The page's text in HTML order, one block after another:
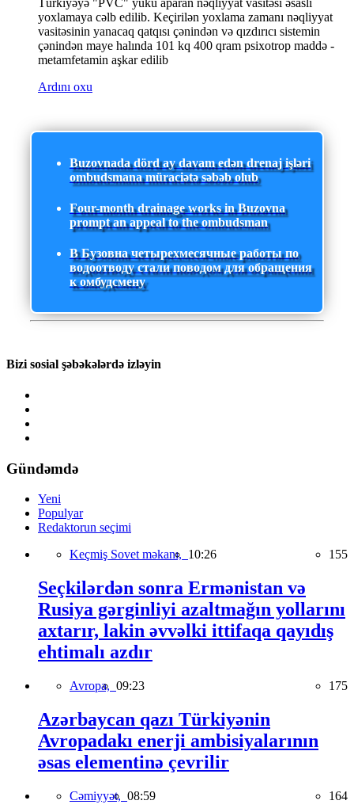
Türkiyəyə "PVC" yükü aparan nəqliyyat vasitəsi əsaslı
yoxlamaya cəlb edilib. Keçirilən yoxlama zamanı nəqliyyat
vasitəsinin yanacaq qatqısı çənindən və qızdırıcı sistemin
çənindən maye halında 101 kq 400 qram psixotrop maddə -
metamfetamin aşkar edilib
Ardını oxu
Buzovnada dörd ay davam edən drenaj işləri
ombudsmana müraciətə səbəb olub
Four-month drainage works in Buzovna
prompt an appeal to the ombudsman
В Бузовна четырехмесячные работы по
водоотводу стали поводом для обращения
к омбудсмену
Bizi sosial şəbəkələrdə izləyin
Gündəmdə
Yeni
Populyar
Redaktorun seçimi
Keçmiş Sovet məkanı, 10:26 155
Seçkilərdən sonra Ermənistan və
Rusiya gərginliyi azaltmağın yollarını
axtarır, lakin əvvəlki ittifaqa qayıdış
ehtimalı azdır
Avropa, 09:23 175
Azərbaycan qazı Türkiyənin
Avropadakı enerji ambisiyalarının
əsas elementinə çevrilir
Cəmiyyət, 08:59 164